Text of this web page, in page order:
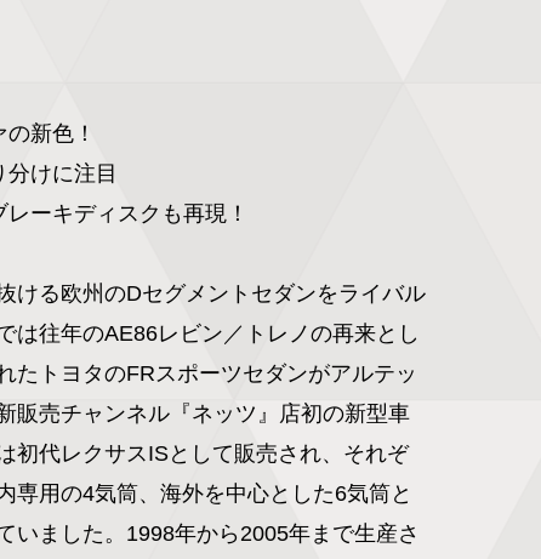
新色！
けに注目
ーキディスクも再現！
ける欧州のDセグメントセダンをライバル
は往年のAE86レビン／トレノの再来とし
たトヨタのFRスポーツセダンがアルテッ
販売チャンネル『ネッツ』店初の新型車
初代レクサスISとして販売され、それぞ
専用の4気筒、海外を中心とした6気筒と
いました。1998年から2005年まで生産さ